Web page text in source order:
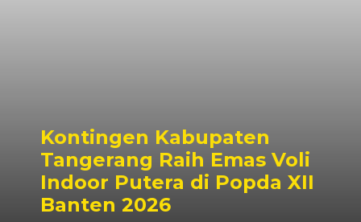
Kontingen Kabupaten
Tangerang Raih Emas Voli
Indoor Putera di Popda XII
Banten 2026